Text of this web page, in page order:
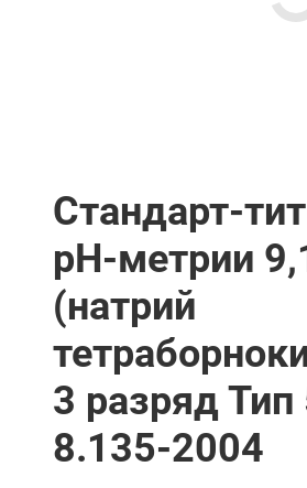
Стандарт-
рН-метрии
(натрий
3 разряд
8.135-2004